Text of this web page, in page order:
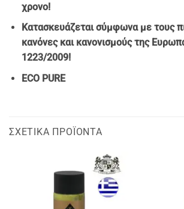
χρονο!
Κατασκευάζεται σύμφωνα με τους
κανόνες και κανονισμούς της
1223/2009!
ECO PURE
ΣΧΕΤΙΚΆ ΠΡΟΪΌΝΤΑ